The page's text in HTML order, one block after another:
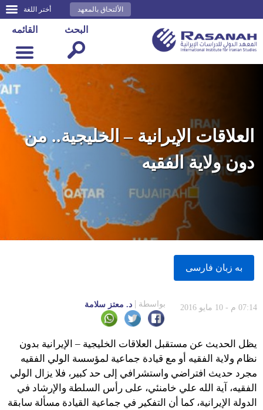
أختر اللغة الألتحاق بالمعهد
القائمه البحث
العلاقات الإيرانية – الخليجية.. من
دون ولاية الفقيه
به زبان فارسى
07:14 م - 10 مايو 2016 بواسطة د. معتز سلامة
يظل الحديث عن مستقبل العلاقات الخليجية – الإيرانية بدون
نظام ولاية الفقيه أو مع قيادة جماعية لمؤسسة الولي الفقيه
مجرد حديث افتراضي واستشرافي إلى حد كبير، فلا يزال الولي
الفقيه، آية الله علي خامنئي، على رأس السلطة والإرشاد في
الدولة الإيرانية، كما أن التفكير في جماعية القيادة مسألة سابقة